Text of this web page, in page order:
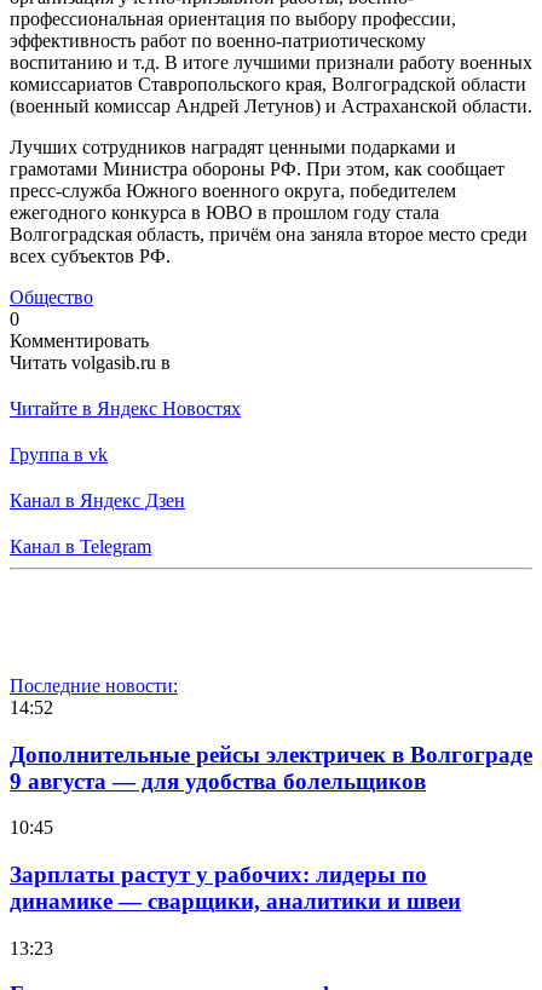
профессиональная ориентация по выбору профессии,
эффективность работ по военно-патриотическому
воспитанию и т.д. В итоге лучшими признали работу военных
комиссариатов Ставропольского края, Волгоградской области
(военный комиссар Андрей Летунов) и Астраханской области.
Лучших сотрудников наградят ценными подарками и
грамотами Министра обороны РФ. При этом, как сообщает
пресс-служба Южного военного округа, победителем
ежегодного конкурса в ЮВО в прошлом году стала
Волгоградская область, причём она заняла второе место среди
всех субъектов РФ.
Общество
0
Комментировать
Читать volgasib.ru в
Читайте в Яндекс Новостях
Группа в vk
Канал в Яндекс Дзен
Канал в Telegram
Последние новости:
14:52
Дополнительные рейсы электричек в Волгограде
9 августа — для удобства болельщиков
10:45
Зарплаты растут у рабочих: лидеры по
динамике — сварщики, аналитики и швеи
13:23